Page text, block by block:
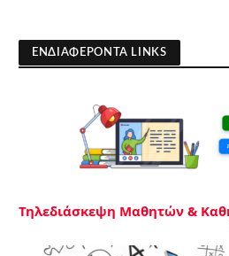
ΕΝΔΙΑΦΕΡΟΝΤΑ LINKS
Τηλεδιάσκεψη Μαθητών &